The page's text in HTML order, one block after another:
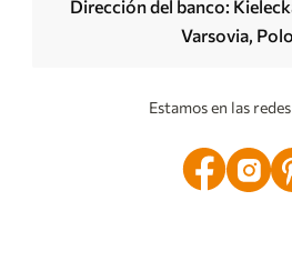
Dirección del banco:
Varsovia,
Estamos en las